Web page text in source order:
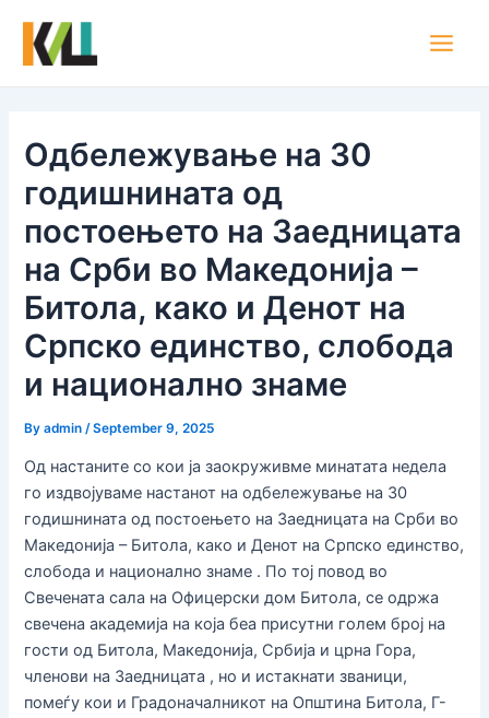
content
Одбележување на 30
годишнината од
постоењето на Заедницата
на Срби во Македонија –
Битола, како и Денот на
Српско единство, слобода
и национално знаме
Byadmin /September 9, 2025
Од настаните со кои ја заокруживме минатата недела
го издвојуваме настанот на одбележување на 30
годишнината од постоењето на Заедницата на Срби во
Македонија – Битола, како и Денот на Српско единство,
слобода и национално знаме . По тој повод во
Свечената сала на Офицерски дом Битола, се одржа
свечена академија на која беа присутни голем број на
гости од Битола, Македонија, Србија и црна Гора,
членови на Заедницата , но и истакнати званици,
помеѓу кои и Градоначалникот на Општина Битола, Г-
navigation